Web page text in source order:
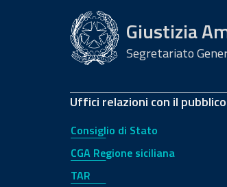
Giustizia
Segretariato
Uffici relazioni con il pubblico
Consiglio di Stato
CGA Regione siciliana
TAR